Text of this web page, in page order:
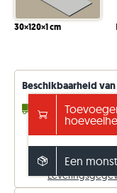
30×120×1 cm
Beschikbaarheid
4 - 10
6 - 7 Weken
Gratis
anders 149 €.
Een